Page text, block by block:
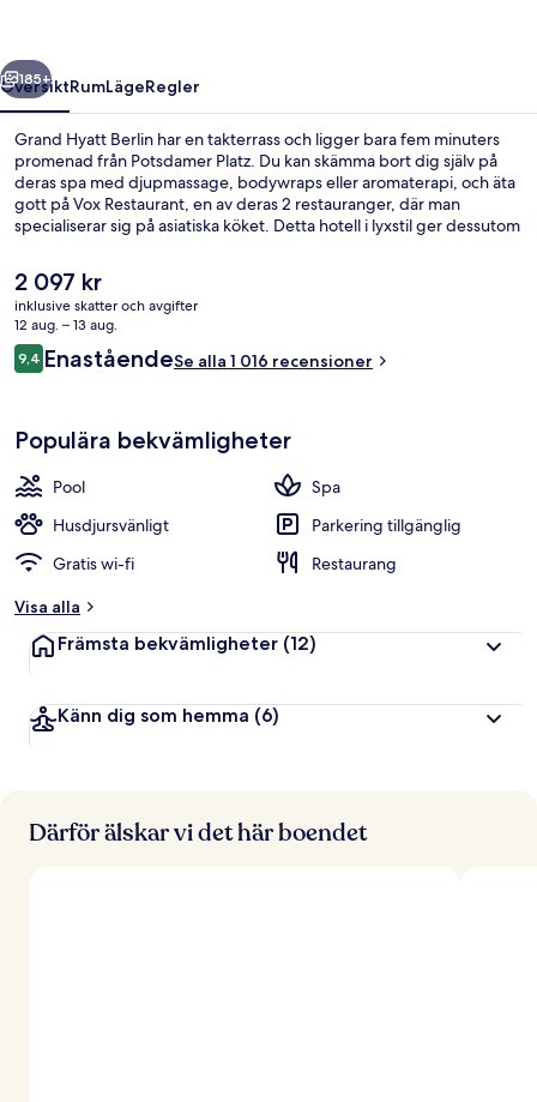
Nästa
185+
ÖversiktRumLägeRegler
Grand Hyatt Berlin har en takterrass och ligger bara fem minuters
promenad från Potsdamer Platz. Du kan skämma bort dig själv på
deras spa med djupmassage, bodywraps eller aromaterapi, och äta
gott på Vox Restaurant, en av deras 2 restauranger, där man
specialiserar sig på asiatiska köket. Detta hotell i lyxstil ger dessutom
öppet fitnesscenter. Andra resenärer uppskattar den hjälpsamma
personalen och läget. Boendet ligger bara en kort promenad från
kollektivtrafik. Till Potsdamer Place U-Bahn tar det 7 minuter att gå
och till Mendelssohn Bartholdy Park U-Bahn är det 8 minuter.
Det
nuvarande
priset
är
2 097 kr
2 097 kr
inklusive skatter och avgifter
12 aug. – 13 aug.
Recensioner
9,49,4 av 10,
EnaståendeSe alla 1 016 recensioner
Populära bekvämligheter
Pool
Spa
Husdjursvänligt
Parkering tillgänglig
Gratis wi-fi
Restaurang
Visa alla
Främsta bekvämligheter (12)
Känn dig som hemma (6)
Därför älskar vi det här boendet